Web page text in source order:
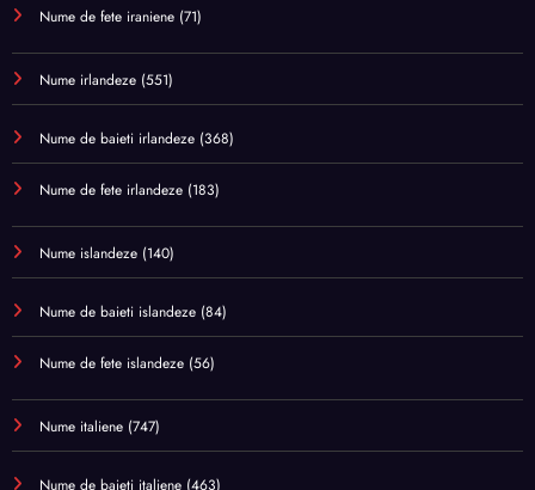
Nume de fete iraniene (71)
Nume irlandeze (551)
Nume de baieti irlandeze (368)
Nume de fete irlandeze (183)
Nume islandeze (140)
Nume de baieti islandeze (84)
Nume de fete islandeze (56)
Nume italiene (747)
Nume de baieti italiene (463)